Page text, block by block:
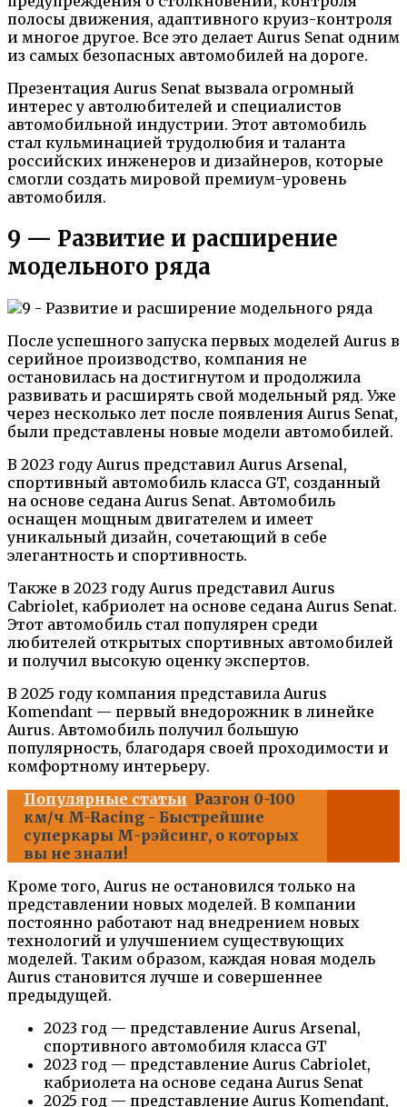
полосы движения, адаптивного круиз-контроля
и многое другое. Все это делает Aurus Senat одним
из самых безопасных автомобилей на дороге.
Презентация Aurus Senat вызвала огромный
интерес у автолюбителей и специалистов
автомобильной индустрии. Этот автомобиль
стал кульминацией трудолюбия и таланта
российских инженеров и дизайнеров, которые
смогли создать мировой премиум-уровень
автомобиля.
9 — Развитие и расширение
модельного ряда
После успешного запуска первых моделей Aurus в
серийное производство, компания не
остановилась на достигнутом и продолжила
развивать и расширять свой модельный ряд. Уже
через несколько лет после появления Aurus Senat,
были представлены новые модели автомобилей.
В 2023 году Aurus представил Aurus Arsenal,
спортивный автомобиль класса GT, созданный
на основе седана Aurus Senat. Автомобиль
оснащен мощным двигателем и имеет
уникальный дизайн, сочетающий в себе
элегантность и спортивность.
Также в 2023 году Aurus представил Aurus
Cabriolet, кабриолет на основе седана Aurus Senat.
Этот автомобиль стал популярен среди
любителей открытых спортивных автомобилей
и получил высокую оценку экспертов.
В 2025 году компания представила Aurus
Komendant — первый внедорожник в линейке
Aurus. Автомобиль получил большую
популярность, благодаря своей проходимости и
комфортному интерьеру.
Популярные статьи Разгон 0-100
км/ч M-Racing - Быстрейшие
суперкары М-рэйсинг, о которых
вы не знали!
Кроме того, Aurus не остановился только на
представлении новых моделей. В компании
постоянно работают над внедрением новых
технологий и улучшением существующих
моделей. Таким образом, каждая новая модель
Aurus становится лучше и совершеннее
предыдущей.
2023 год — представление Aurus Arsenal,
спортивного автомобиля класса GT
2023 год — представление Aurus Cabriolet,
кабриолета на основе седана Aurus Senat
2025 год — представление Aurus Komendant,